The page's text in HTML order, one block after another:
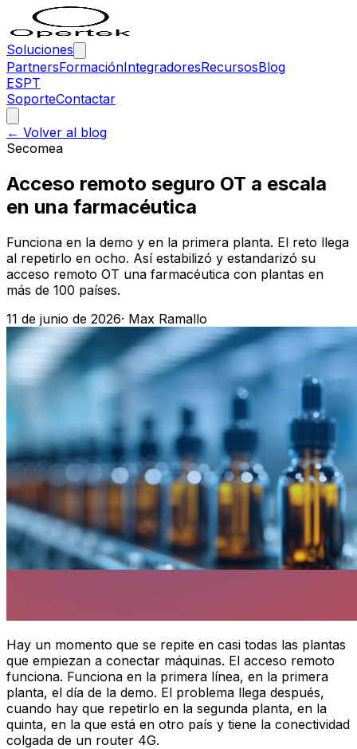
Soluciones
PartnersFormaciónIntegradoresRecursosBlog
ESPT
SoporteContactar
← Volver al blog
Secomea
Acceso remoto seguro OT a escala
en una farmacéutica
Funciona en la demo y en la primera planta. El reto llega
al repetirlo en ocho. Así estabilizó y estandarizó su
acceso remoto OT una farmacéutica con plantas en
más de 100 países.
11 de junio de 2026· Max Ramallo
Hay un momento que se repite en casi todas las plantas
que empiezan a conectar máquinas. El acceso remoto
funciona. Funciona en la primera línea, en la primera
planta, el día de la demo. El problema llega después,
cuando hay que repetirlo en la segunda planta, en la
quinta, en la que está en otro país y tiene la conectividad
colgada de un router 4G.